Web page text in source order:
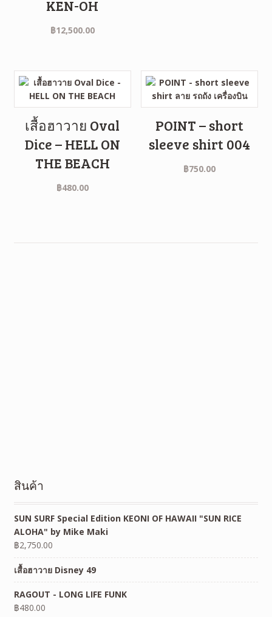
KEN-OH
฿12,500.00
เสื้อฮาวาย Oval
Dice – HELL ON
THE BEACH
฿480.00
POINT – short
sleeve shirt 004
฿750.00
สินค้า
SUN SURF Special Edition KEONI OF HAWAII "SUN RICE
ALOHA" by Mike Maki
฿2,750.00
เสื้อฮาวาย Disney 49
RAGOUT - LONG LIFE FUNK
฿480.00